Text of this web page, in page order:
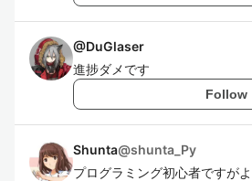
@DuGlaser
進捗ダメです
Follow
Shunta@shunta_Py
プログラミング初心者ですが